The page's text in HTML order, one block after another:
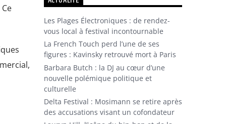
Les Plages Électroniques : de rendez-
vous local à festival incontournable
La French Touch perd l’une de ses
figures : Kavinsky retrouvé mort à Paris
Barbara Butch : la DJ au cœur d’une
nouvelle polémique politique et
culturelle
Delta Festival : Mosimann se retire après
des accusations visant un cofondateur